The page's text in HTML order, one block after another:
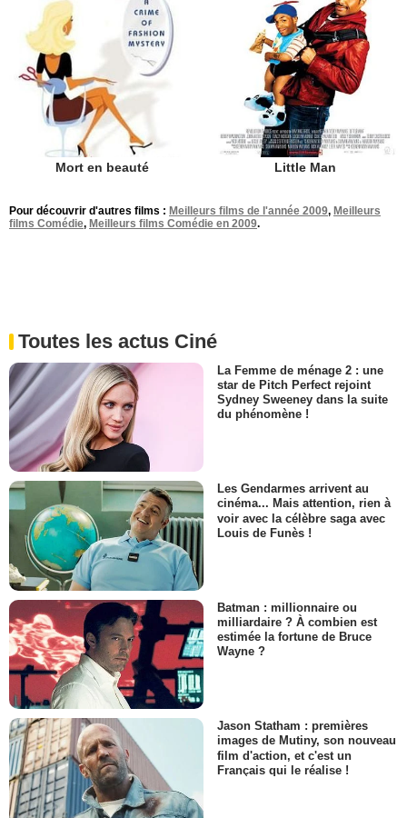
Mort en beauté Little Man
Pour découvrir d'autres films : Meilleurs films de l'année 2009, Meilleurs
films Comédie, Meilleurs films Comédie en 2009.
Toutes les actus Ciné
La Femme de ménage 2 : une
star de Pitch Perfect rejoint
Sydney Sweeney dans la suite
du phénomène !
Les Gendarmes arrivent au
cinéma... Mais attention, rien à
voir avec la célèbre saga avec
Louis de Funès !
Batman : millionnaire ou
milliardaire ? À combien est
estimée la fortune de Bruce
Wayne ?
Jason Statham : premières
images de Mutiny, son nouveau
film d'action, et c'est un
Français qui le réalise !